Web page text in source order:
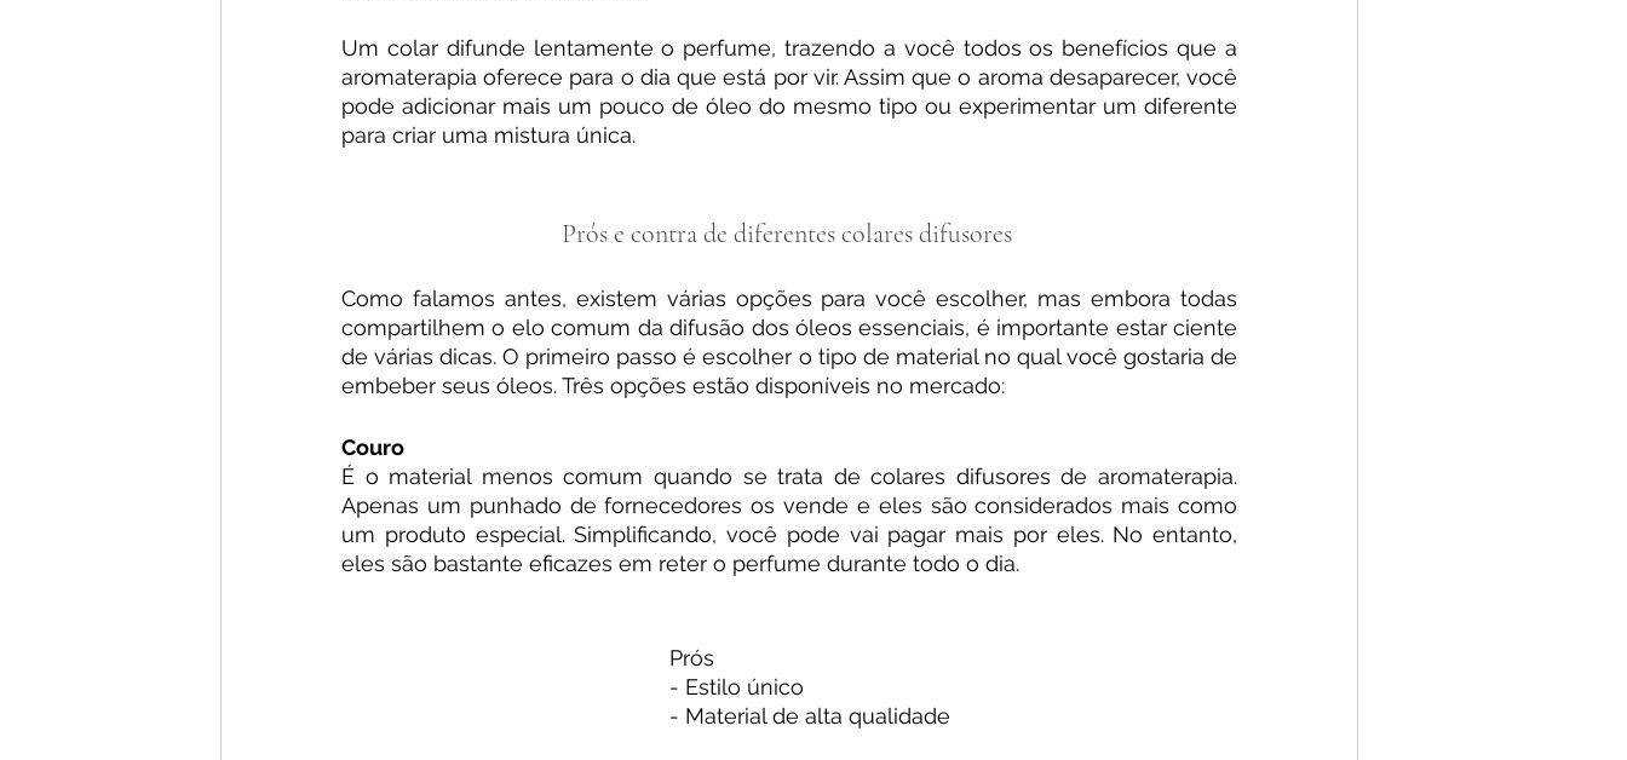
Um colar difunde lentamente o perfume, trazendo a você todos os benefícios que a
aromaterapia oferece para o dia que está por vir. Assim que o aroma desaparecer, você
pode adicionar mais um pouco de óleo do mesmo tipo ou experimentar um diferente
para criar uma mistura única.
Prós e contra de diferentes colares difusores
Como falamos antes, existem várias opções para você escolher, mas embora todas
compartilhem o elo comum da difusão dos óleos essenciais, é importante estar ciente
de várias dicas. O primeiro passo é escolher o tipo de material no qual você gostaria de
embeber seus óleos. Três opções estão disponíveis no mercado:
Couro
É o material menos comum quando se trata de colares difusores de aromaterapia.
Apenas um punhado de fornecedores os vende e eles são considerados mais como
um produto especial. Simplificando, você pode vai pagar mais por eles. No entanto,
eles são bastante eficazes em reter o perfume durante todo o dia.
Prós
- Estilo único
- Material de alta qualidade